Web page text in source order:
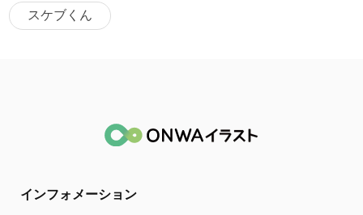
スケブくん
インフォメーション